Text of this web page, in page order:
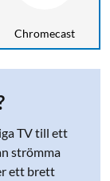
Chromecast
TV till ett
strömma
ett brett